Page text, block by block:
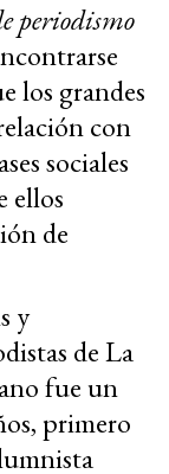
periodismo
los grandes
con
sociales
ellos
de
y
de La
fue un
primero